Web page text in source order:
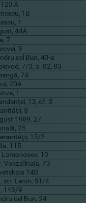
А
1B
1
44А
7
9
cel Bun, 43-а
7/3, а. 82, 83
74
20А
1
13, оf. 3
8
1989, 27
25
15/2
115
10
Vokzalinaia, 73
14B
str. Lenin, 51/4
143/9
cel Bun, 24